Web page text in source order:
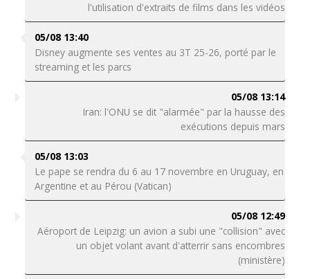
l'utilisation d'extraits de films dans les vidéos
05/08 13:40
Disney augmente ses ventes au 3T 25-26, porté par le
streaming et les parcs
05/08 13:14
Iran: l'ONU se dit "alarmée" par la hausse des
exécutions depuis mars
05/08 13:03
Le pape se rendra du 6 au 17 novembre en Uruguay, en
Argentine et au Pérou (Vatican)
05/08 12:49
Aéroport de Leipzig: un avion a subi une "collision" avec
un objet volant avant d'atterrir sans encombres
(ministère)